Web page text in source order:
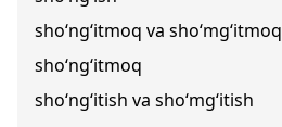
sho‘ng‘itmoq va sho‘mg‘itmoq
sho‘ng‘itmoq
sho‘ng‘itish va sho‘mg‘itish